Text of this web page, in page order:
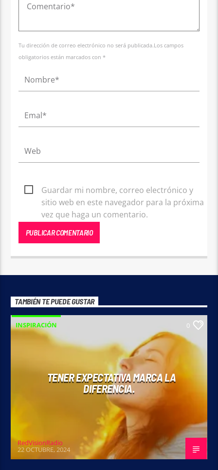
Tu dirección de correo electrónico no será publicada.Los campos
obligatorios están marcados con *
Guardar mi nombre, correo electrónico y
sitio web en este navegador para la próxima
vez que haga un comentario.
TAMBIÉN TE PUEDE GUSTAR
INSPIRACIÓN 0
TENER EXPECTATIVA MARCA LA
DIFERENCIA.
RedVisionRadio
22 OCTUBRE, 2024